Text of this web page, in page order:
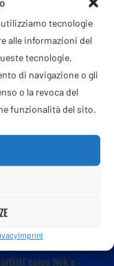
tecnologie
alle informazioni del
tecnologie,
di navigazione o gli
o la revoca del
funzionalità del sito.
Imprint
il ‘venditore di stelle’
come Nek e